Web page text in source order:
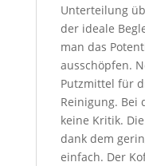
Unterteilung
der ideale
man das
ausschöpfen.
Putzmittel für
Reinigung. Bei
keine Kritik.
dank dem
einfach. Der